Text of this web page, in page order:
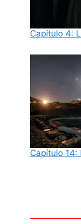
Capítulo 4:
Capítulo 14: